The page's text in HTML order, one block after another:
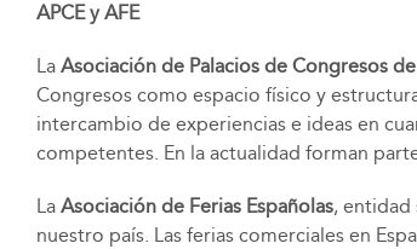
APCE y AFE
La Asociación de Palacios de Congresos de
Congresos como espacio físico y
intercambio de experiencias e ideas en
competentes. En la actualidad forman
La Asociación de Ferias Españolas, entidad
nuestro país. Las ferias comerciales en